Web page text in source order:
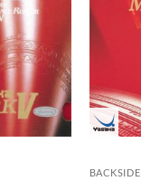
aux
souhaits
BACKSIDE